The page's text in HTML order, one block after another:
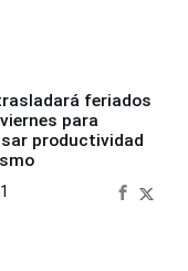
feriados
para
productividad